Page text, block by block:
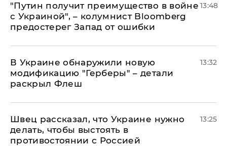
"Путин получит преимущество в войне
с Украиной", – колумнист Bloomberg
предостерег Запад от ошибки
13:48
В Украине обнаружили новую
модификацию "Герберы" – детали
раскрыл Флеш
13:32
Швец рассказал, что Украине нужно
делать, чтобы выстоять в
противостоянии с Россией
13:25